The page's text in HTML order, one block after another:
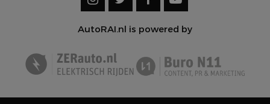
AutoRAI.nl is powered by